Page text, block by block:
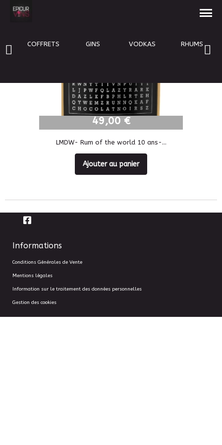
COFFRETS GINS VODKAS RHUMS
49,00 €
49,00 €
LMDW- Rum of the world 10 ans-...
Ajouter au panier
Informations
Conditions Générales de Vente
Mentions légales
Information sur le traitement des données personnelles
Gestion des cookies